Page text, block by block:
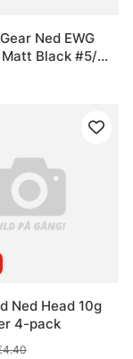
Ned EWG
Black #5/0
Ned Head 10g
4-pack